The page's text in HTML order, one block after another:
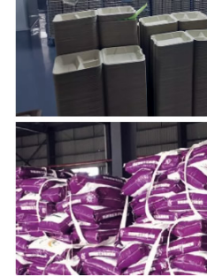
众
现
货
报
价
专
题